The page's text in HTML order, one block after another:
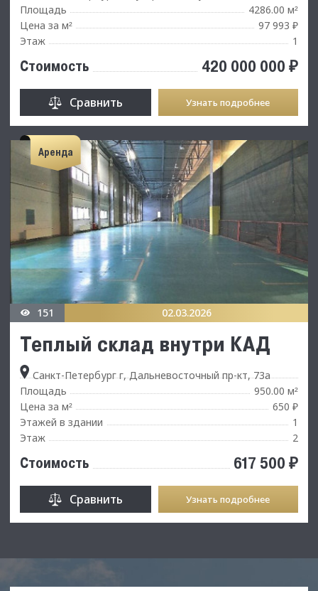
Площадь
4286.00 м²
Цена за м²
97 993 ₽
Этаж
1
Стоимость 420 000 000 ₽
Сравнить Узнать подробнее
Аренда
151 02.03.2026
Теплый склад внутри КАД
Санкт-Петербург г, Дальневосточный пр-кт, 73а
Площадь
950.00 м²
Цена за м²
650 ₽
Этажей в здании
1
Этаж
2
Стоимость 617 500 ₽
Сравнить Узнать подробнее